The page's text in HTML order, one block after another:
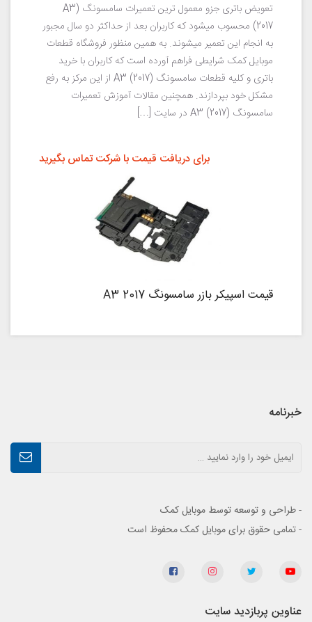
تعویض باتری جزو معمول ترین تعمیرات سامسونگ (A3
(2017 محسوب میشود که کاربران بعد از حداکثر دو سال مجبور
به انجام این تعمیر میشوند. به همین منظور فروشگاه قطعات
موبایل کمک شرایطی فراهم آورده است که کاربران با خرید
باتری و کلیه قطعات سامسونگ (A3 (2017 از این مرکز به رفع
مشکل خود بپردازند. همچنین مقالات آموزش تعمیرات
سامسونگ (A3 (2017 در سایت […]
قیمت اسپیکر بازر سامسونگ A3 2017
برای دریافت قیمت با شرکت تماس بگیرید
خبرنامه
- طراحی و توسعه توسط موبایل کمک
- تمامی حقوق برای موبایل کمک محفوظ است
عناوین پربازدید سایت